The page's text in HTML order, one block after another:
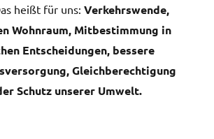
heißt für uns: Verkehrswende,
Wohnraum, Mitbestimmung in
Entscheidungen, bessere
Gleichberechtigung
Schutz unserer Umwelt.